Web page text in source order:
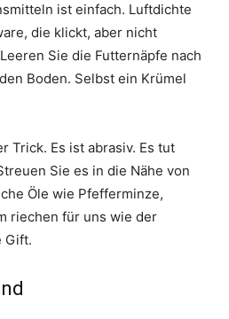
ist einfach. Luftdichte
die klickt, aber nicht
Sie die Futternäpfe nach
Boden. Selbst ein Krümel
Trick. Es ist abrasiv. Es tut
Sie es in die Nähe von
Öle wie Pfefferminze,
riechen für uns wie der
Gift.